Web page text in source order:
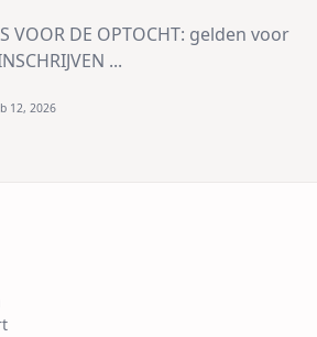
VOOR DE OPTOCHT: gelden voor
...
12, 2026